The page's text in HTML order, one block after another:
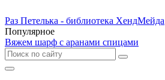
Раз Петелька - библиотека ХендМейда
Популярное
Вяжем шарф с аранами спицами